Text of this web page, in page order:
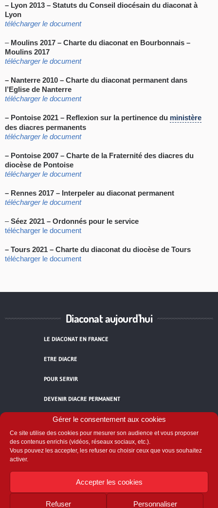
Gérer le consentement aux cookies
Ce site utilise des cookies pour mesurer son audience et vous proposer
des contenus enrichis (vidéos, réseaux sociaux, etc.).
Vous pouvez les accepter, les refuser ou choisir ceux que vous souhaitez
activer.
Accepter les cookies
Refuser Personnaliser
– Lyon 2013 – Statuts du Conseil diocésain du diaconat à
Lyon
télécharger le document
– Moulins 2017 – Charte du diaconat en Bourbonnais –
Moulins 2017
télécharger le document
– Nanterre 2010 – Charte du diaconat permanent dans
l’Eglise de Nanterre
télécharger le document
– Pontoise 2021 – Reflexion sur la pertinence du ministère
des diacres permanents
télécharger le document
– Pontoise 2007 – Charte de la Fraternité des diacres du
diocèse de Pontoise
télécharger le document
– Rennes 2017 – Interpeler au diaconat permanent
télécharger le document
–Séez 2021 – Ordonnés pour le service
télécharger le document
– Tours 2021 – Charte du diaconat du diocèse de Tours
télécharger le document
Diaconat aujourd'hui
LE DIACONAT EN FRANCE
ETRE DIACRE
POUR SERVIR
DEVENIR DIACRE PERMANENT
TÉMOIGNAGES
ACCUEIL
Comité National du Diaconat